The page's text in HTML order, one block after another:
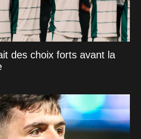
des choix forts avant la